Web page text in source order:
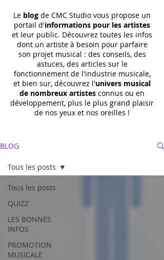
Le blog de CMC Studio vous propose un
portail d'informations pour les artistes
et leur public. Découvrez toutes les infos
dont un artiste à besoin pour parfaire
son projet musical : des conseils, des
astuces, des articles sur le
fonctionnement de l'industrie musicale,
et bien sur, découvrez l'univers musical
de nombreux artistes connus ou en
développement, plus le plus grand plaisir
de nos yeux et nos oreilles !
BLOG
Tous les posts
QUIZZ
LES BONNES
INFOS
PROMOTION
MUSICALE
Tous les posts